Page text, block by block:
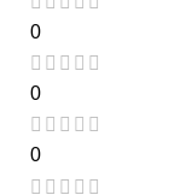
0
0
0